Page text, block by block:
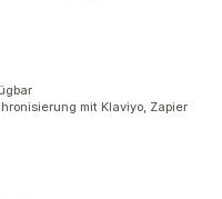
mit Klaviyo, Zapier